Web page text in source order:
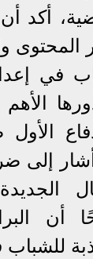
أكد
في
الأهم
الأول
أشار إلى
أن